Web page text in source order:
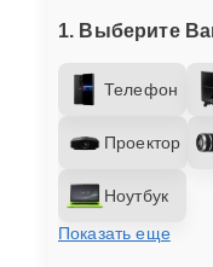
1. Выберите
Телефон
Проектор
Ноутбук
Показать еще